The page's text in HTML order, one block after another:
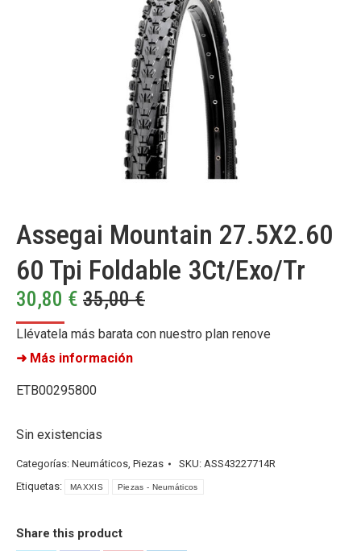
Assegai Mountain 27.5X2.60
60 Tpi Foldable 3Ct/Exo/Tr
30,80 € 35,00€
Llévatela más barata con nuestro plan renove
➜ Más información
ETB00295800
Sin existencias
Categorías: Neumáticos, Piezas SKU: ASS43227714R
Etiquetas:
MAXXIS Piezas - Neumáticos
Share this product